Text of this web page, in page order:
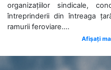
organizațiilor sindicale,
întreprinderii din întreaga
ramurii feroviare....
Afișați